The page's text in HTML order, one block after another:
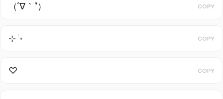
（´∇｀''） COPY
⊹ ࣪ ˖ COPY
♡︎ COPY